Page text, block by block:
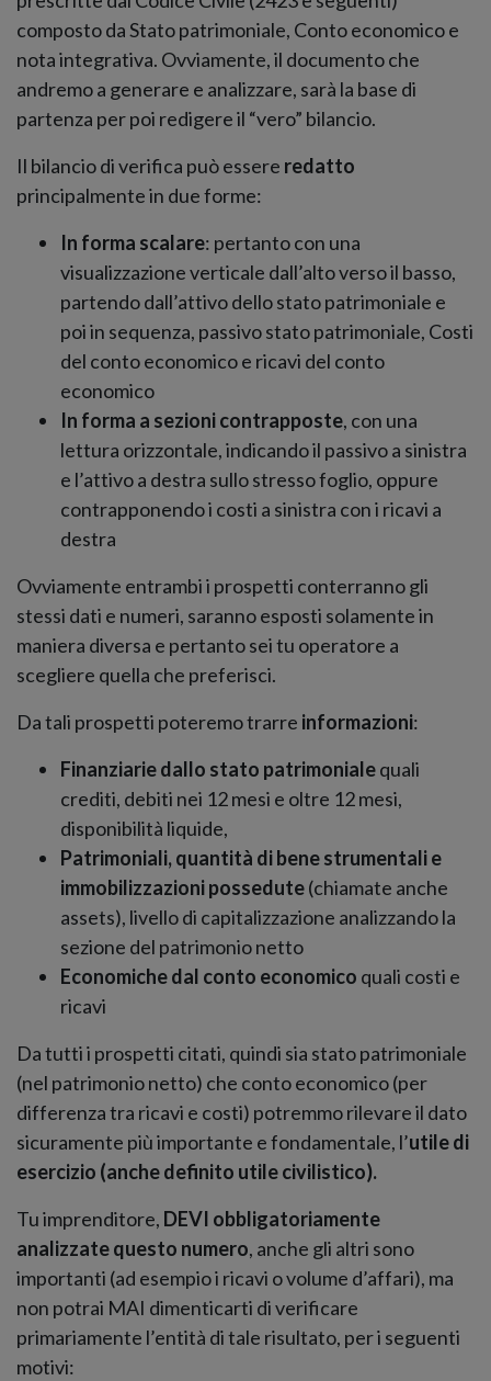
composto da Stato patrimoniale, Conto economico e
nota integrativa. Ovviamente, il documento che
andremo a generare e analizzare, sarà la base di
partenza per poi redigere il “vero” bilancio.
Il bilancio di verifica può essere redatto
principalmente in due forme:
In forma scalare: pertanto con una
visualizzazione verticale dall’alto verso il basso,
partendo dall’attivo dello stato patrimoniale e
poi in sequenza, passivo stato patrimoniale, Costi
del conto economico e ricavi del conto
economico
In forma a sezioni contrapposte, con una
lettura orizzontale, indicando il passivo a sinistra
e l’attivo a destra sullo stresso foglio, oppure
contrapponendo i costi a sinistra con i ricavi a
destra
Ovviamente entrambi i prospetti conterranno gli
stessi dati e numeri, saranno esposti solamente in
maniera diversa e pertanto sei tu operatore a
scegliere quella che preferisci.
Da tali prospetti poteremo trarre informazioni:
Finanziarie dallo stato patrimonialequali
crediti, debiti nei 12 mesi e oltre 12 mesi,
disponibilità liquide,
Patrimoniali, quantità di bene strumentali e
immobilizzazioni possedute(chiamate anche
assets), livello di capitalizzazione analizzando la
sezione del patrimonio netto
Economiche dal conto economico quali costi e
ricavi
Da tutti i prospetti citati, quindi sia stato patrimoniale
(nel patrimonio netto) che conto economico (per
differenza tra ricavi e costi) potremmo rilevare il dato
sicuramente più importante e fondamentale, l’utile di
esercizio (anche definito utile civilistico).
Tu imprenditore, DEVI obbligatoriamente
analizzate questo numero, anche gli altri sono
importanti (ad esempio i ricavi o volume d’affari), ma
non potrai MAI dimenticarti di verificare
primariamente l’entità di tale risultato, per i seguenti
motivi: